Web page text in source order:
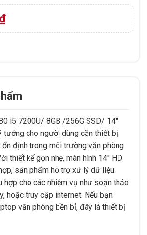
₫
i5 7200U/ 8GB /256G SSD/ 14″
tưởng cho người dùng cần thiết bị
định trong môi trường văn phòng
thiết kế gọn nhẹ, màn hình 14″ HD
sản phẩm hỗ trợ xử lý dữ liệu
hợp cho các nhiệm vụ như soạn thảo
hoặc truy cập internet. Nếu bạn
văn phòng bền bỉ, đây là thiết bị